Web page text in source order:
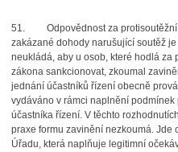
51.
Odpovědnost za
zakázané dohody narušující soutěž
neukládá, aby u osob, které hodlá
zákona sankcionovat, zkoumal
jednání účastníků řízení obecně
vydáváno v rámci naplnění
účastníka řízení. V těchto
praxe formu zavinění nezkoumá. Jde
Úřadu, která naplňuje legitimní